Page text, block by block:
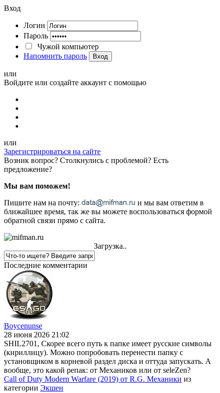
Вход
Логин
Пароль
Чужой компьютер
Напомнить пароль
Вход
или
Войдите или создайте аккаунт с помощью
или
Зарегистрироваться на сайте
Возник вопрос? Столкнулись с проблемой? Есть
предложение?
Мы вам поможем!
Пишите нам на почту:
и мы вам ответим в
ближайшее время, так же вы можете воспользоваться формой
обратной связи прямо с сайта.
Загрузка..
Последние комментарии
Boycenunse
28 июня 2026 21:02
SHIL2701, Скорее всего путь к папке имеет русские символы
(кириллицу). Можно попробовать перенести папку с
установщиком в корневой раздел диска и оттуда запускать. А
вообще, это какой репак: от Механиков или от seleZen?
Call of Duty Modern Warfare (2019) от R.G. Механики из
категории Экшен